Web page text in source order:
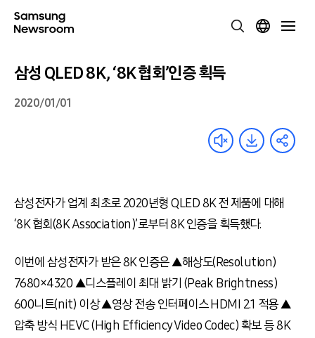
삼성 QLED 8K, ‘8K 협회’인증 획득
2020/01/01
삼성전자가 업계 최초로 2020년형 QLED 8K 전 제품에 대해
‘8K 협회(8K Association)’로부터 8K 인증을 획득했다.
이번에 삼성전자가 받은 8K 인증은 ▲해상도(Resolution)
7680×4320 ▲디스플레이 최대 밝기 (Peak Brightness)
600니트(nit) 이상 ▲영상 전송 인터페이스 HDMI 2.1 적용 ▲
압축 방식 HEVC (High Efficiency Video Codec) 확보 등 8K